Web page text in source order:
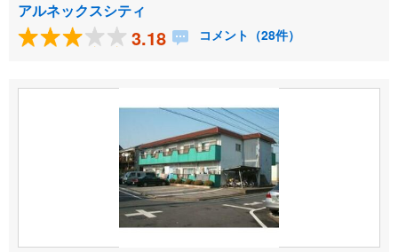
アルネックスシティ
3.18 コメント（28件）